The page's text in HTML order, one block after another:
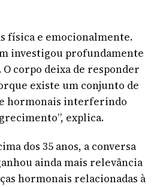
física e emocionalmente.
investigou profundamente
corpo deixa de responder
existe um conjunto de
hormonais interferindo
explica.
dos 35 anos, a conversa
ainda mais relevância
hormonais relacionadas à